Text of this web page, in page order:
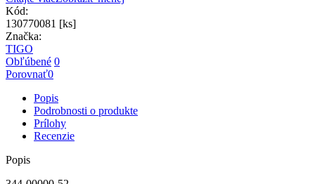
Kód:
130770081 [ks]
Značka:
TIGO
Obľúbené 0
Porovnať0
Popis
Podrobnosti o produkte
Prílohy
Recenzie
Popis